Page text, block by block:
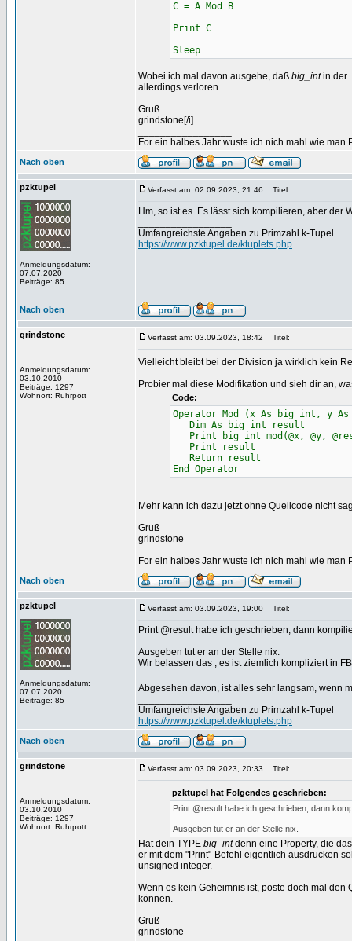
C = A Mod B
Print C
Sleep
Wobei ich mal davon ausgehe, daß big_intin der
allerdings verloren.
Gruß
grindstone[/i]
For ein halbes Jahr wuste ich nich mahl wie man
Nach oben
pzktupel
Anmeldungsdatum:
07.07.2020
Beiträge: 85
Verfasst am: 02.09.2023, 21:46 Titel:
Hm, so ist es. Es lässt sich kompilieren, aber der
Umfangreichste Angaben zu Primzahl k-Tupel
https://www.pzktupel.de/ktuplets.php
Nach oben
grindstone
Anmeldungsdatum:
03.10.2010
Beiträge: 1297
Wohnort: Ruhrpott
Verfasst am: 03.09.2023, 18:42 Titel:
Vielleicht bleibt bei der Division ja wirklich kein
Probier mal diese Modifikation und sieh dir an,
Code:
Operator Mod (x As big_int, y
Dim As big_int result
Print big_int_mod(@x, @y,
Print result
Return result
End Operator
Mehr kann ich dazu jetzt ohne Quellcode nicht
Gruß
grindstone
For ein halbes Jahr wuste ich nich mahl wie man
Nach oben
pzktupel
Anmeldungsdatum:
07.07.2020
Beiträge: 85
Verfasst am: 03.09.2023, 19:00 Titel:
Print @result habe ich geschrieben, dann
Ausgeben tut er an der Stelle nix.
Wir belassen das , es ist ziemlich kompliziert in
Abgesehen davon, ist alles sehr langsam, wenn
Umfangreichste Angaben zu Primzahl k-Tupel
https://www.pzktupel.de/ktuplets.php
Nach oben
grindstone
Anmeldungsdatum:
03.10.2010
Beiträge: 1297
Wohnort: Ruhrpott
Verfasst am: 03.09.2023, 20:33 Titel:
pzktupel hat Folgendes geschrieben:
Print @result habe ich geschrieben, dann
Ausgeben tut er an der Stelle nix.
Hat dein TYPE big_intdenn eine Property, die
er mit dem "Print"-Befehl eigentlich ausdrucken
unsigned integer.
Wenn es kein Geheimnis ist, poste doch mal den
können.
Gruß
grindstone